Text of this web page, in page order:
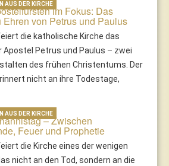
im Fokus: Das
Ehren von Petrus und Paulus
die katholische Kirche das
Apostel Petrus und Paulus – zwei
des frühen Christentums. Der
nicht an ihre Todestage,
AUS DER KIRCHE
– Zwischen
Feuer und Prophetie
die Kirche eines der wenigen
nicht an den Tod, sondern an die
AUS DER KIRCHE